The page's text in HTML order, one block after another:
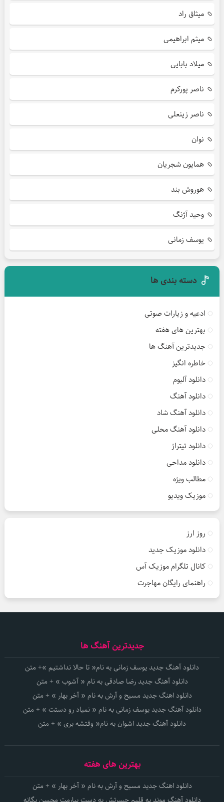
میثاق راد
میثم ابراهیمی
میلاد بابایی
ناصر پورکرم
ناصر زینعلی
نوان
همایون شجریان
هوروش بند
وحید آژنگ
یوسف زمانی
دسته بندی ها
ادعیه و زیارات صوتی
بهترین های هفته
جدیدترین آهنگ ها
خاطره انگیز
دانلود آلبوم
دانلود آهنگ
دانلود آهنگ شاد
دانلود آهنگ محلی
دانلود تیتراژ
دانلود مداحی
مطالب ویژه
موزیک ویدیو
روز ارز
دانلود موزیک جدید
کانال تلگرام موزیک آس
راهنمای رایگان مهاجرت
جدیدترین آهنگ ها
دانلود آهنگ جدید یوسف زمانی به نام« تا حالا نداشتیم »+ متن
دانلود آهنگ جدید رضا صادقی به نام « آشوب » + متن
دانلود اهنگ جدید مسیح و آرش به نام « آخر بهار » + متن
دانلود آهنگ جدید یوسف زمانی به نام « نمیاد رو دستت » + متن
دانلود آهنگ جدید اشوان به نام« وقتشه بری » + متن
بهترین های هفته
دانلود اهنگ جدید مسیح و آرش به نام « آخر بهار » + متن